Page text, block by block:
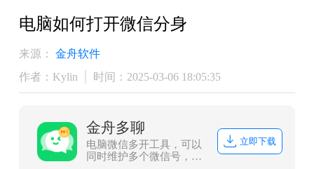
电脑如何打开微信分身
来源：
金舟软件
作者：Kylin
时间：2025-03-06 18:05:35
金舟多聊
电脑微信多开工具，可以
同时维护多个微信号，微
立即下载